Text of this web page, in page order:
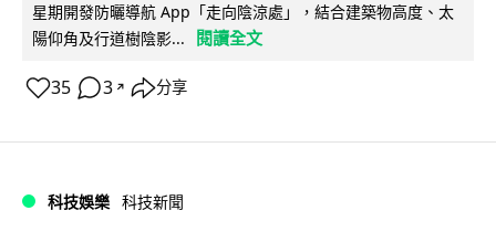
星期開發防曬導航 App「走向陰涼處」，結合建築物高度、太
陽仰角及行道樹陰影...
閱讀全文
35 3 ↗ 分享
科技娛樂 科技新聞